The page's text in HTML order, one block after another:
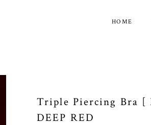
HOME
Triple Piercing Bra [
DEEP RED